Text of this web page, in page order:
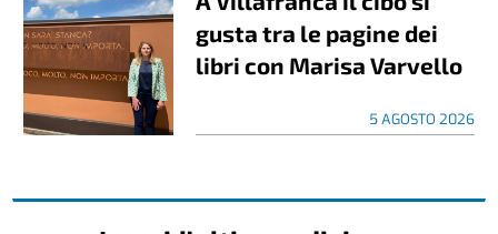
gusta tra le pagine dei
libri con Marisa Varvello
5 AGOSTO 2026